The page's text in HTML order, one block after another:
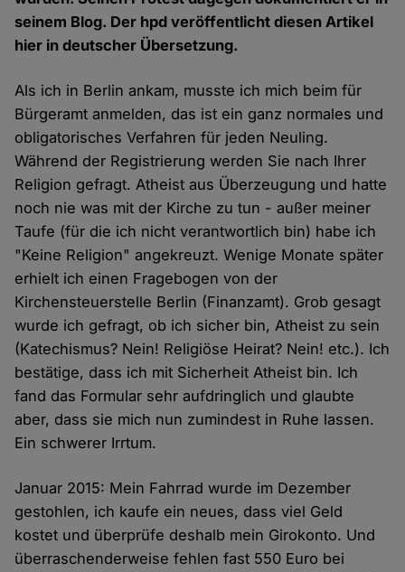
seinem Blog. Der hpd veröffentlicht diesen Artikel
hier in deutscher Übersetzung.
Als ich in Berlin ankam, musste ich mich beim für
Bürgeramt anmelden, das ist ein ganz normales und
obligatorisches Verfahren für jeden Neuling.
Während der Registrierung werden Sie nach Ihrer
Religion gefragt. Atheist aus Überzeugung und hatte
noch nie was mit der Kirche zu tun - außer meiner
Taufe (für die ich nicht verantwortlich bin) habe ich
"Keine Religion" angekreuzt. Wenige Monate später
erhielt ich einen Fragebogen von der
Kirchensteuerstelle Berlin (Finanzamt). Grob gesagt
wurde ich gefragt, ob ich sicher bin, Atheist zu sein
(Katechismus? Nein! Religiöse Heirat? Nein! etc.). Ich
bestätige, dass ich mit Sicherheit Atheist bin. Ich
fand das Formular sehr aufdringlich und glaubte
aber, dass sie mich nun zumindest in Ruhe lassen.
Ein schwerer Irrtum.
Januar 2015: Mein Fahrrad wurde im Dezember
gestohlen, ich kaufe ein neues, dass viel Geld
kostet und überprüfe deshalb mein Girokonto. Und
überraschenderweise fehlen fast 550 Euro bei